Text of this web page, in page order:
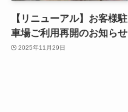
【リニューアル】お客様駐
車場ご利用再開のお知らせ
2025年11月29日